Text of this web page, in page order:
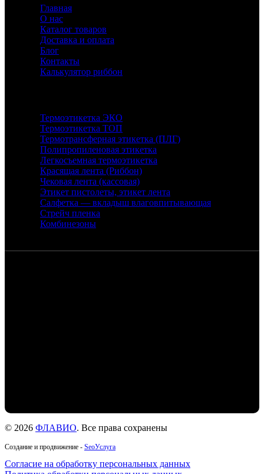
Главная
О нас
Каталог товаров
Доставка и оплата
Блог
Контакты
Калькулятор риббон
Термоэтикетка ЭКО
Термоэтикетка ТОП
Термотрансферная этикетка (ПЛГ)
Полипропиленовая этикетка
Легкосъемная термоэтикетка
Красящая лента (Риббон)
Чековая лента (кассовая)
Этикет пистолеты, этикет лента
Салфетка — вкладыш влаговпитывающая
Стрейч пленка
Комбинезоны
© 2026 ФЛАВИО. Все права сохранены
Создание и продвижение - SeoУслуга
Согласие на обработку персональных данных